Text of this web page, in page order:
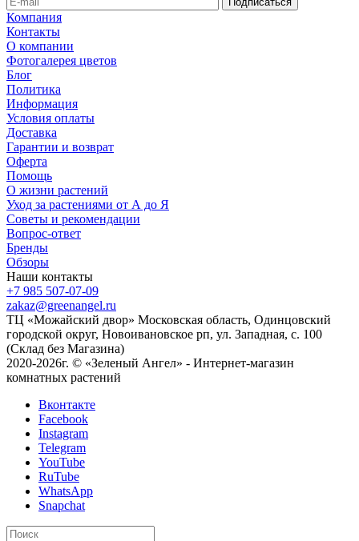
Компания
Контакты
О компании
Фотогалерея цветов
Блог
Политика
Информация
Условия оплаты
Доставка
Гарантии и возврат
Оферта
Помощь
О жизни растений
Уход за растениями от А до Я
Советы и рекомендации
Вопрос-ответ
Бренды
Обзоры
Наши контакты
+7 985 507-07-09
zakaz@greenangel.ru
ТЦ «Можайский двор» Московская область, Одинцовский
городской округ, Новоивановское рп, ул. Западная, с. 100
(Склад без Магазина)
2020-2026г. © «Зеленый Ангел» - Интернет-магазин
комнатных растений
Вконтакте
Facebook
Instagram
Telegram
YouTube
RuTube
WhatsApp
Snapchat